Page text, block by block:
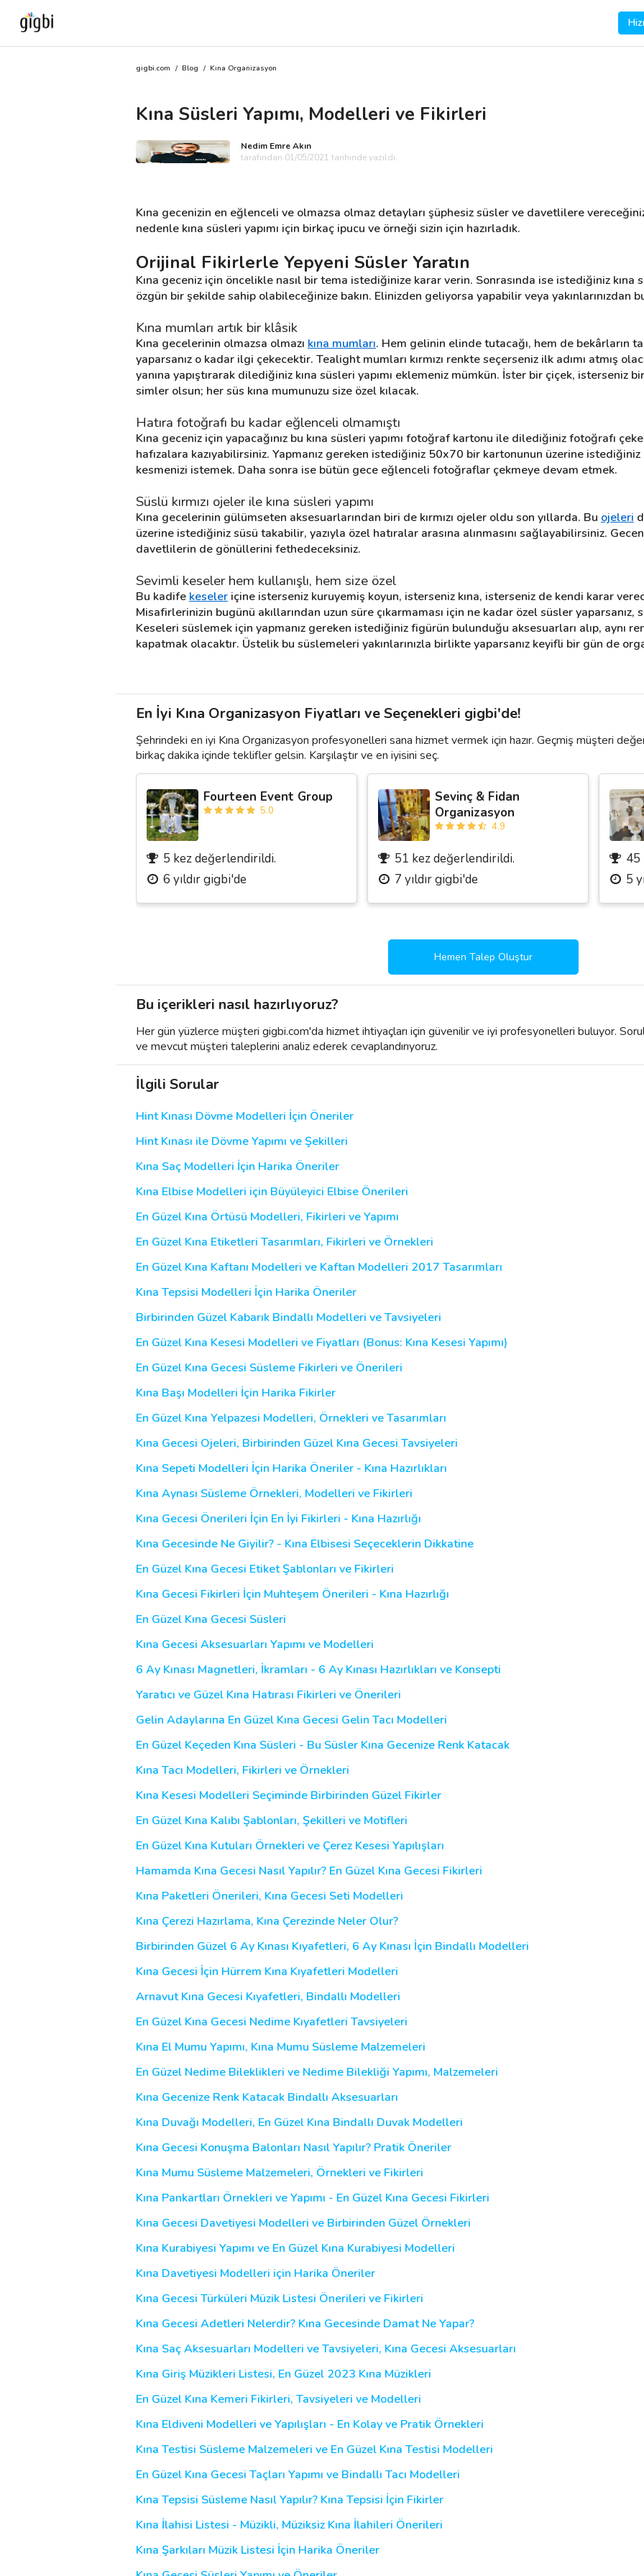
gigbi.com / Blog / Kına Organizasyon
Kına Süsleri Yapımı, Modelleri ve Fikirleri
Nedim Emre Akın
tarafından 01/05/2021 tarihinde yazıldı.
Kına gecenizin en eğlenceli ve olmazsa olmaz detayları şüphesiz süsler ve davetlilere
nedenle kına süsleri yapımı için birkaç ipucu ve örneği sizin için hazırladık.
Orijinal Fikirlerle Yepyeni Süsler Yaratın
Kına geceniz için öncelikle nasıl bir tema istediğinize karar verin. Sonrasında ise istediğiniz kına
özgün bir şekilde sahip olabileceğinize bakın. Elinizden geliyorsa yapabilir veya yakınlarınızdan
Kına mumları artık bir klâsik
Kına gecelerinin olmazsa olmazı kına mumları. Hem gelinin elinde tutacağı, hem de bekârların
yaparsanız o kadar ilgi çekecektir. Tealight mumları kırmızı renkte seçerseniz ilk adımı atmış
yanına yapıştırarak dilediğiniz kına süsleri yapımı eklemeniz mümkün. İster bir çiçek, isterseniz
simler olsun; her süs kına mumunuzu size özel kılacak.
Hatıra fotoğrafı bu kadar eğlenceli olmamıştı
Kına geceniz için yapacağınız bu kına süsleri yapımı fotoğraf kartonu ile dilediğiniz fotoğrafı
hafızalara kazıyabilirsiniz. Yapmanız gereken istediğiniz 50x70 bir kartonunun üzerine
kesmenizi istemek. Daha sonra ise bütün gece eğlenceli fotoğraflar çekmeye devam etmek.
Süslü kırmızı ojeler ile kına süsleri yapımı
Kına gecelerinin gülümseten aksesuarlarından biri de kırmızı ojeler oldu son yıllarda. Bu ojeleri
üzerine istediğiniz süsü takabilir, yazıyla özel hatıralar arasına alınmasını sağlayabilirsiniz.
davetlilerin de gönüllerini fethedeceksiniz.
Sevimli keseler hem kullanışlı, hem size özel
Bu kadife keseler içine isterseniz kuruyemiş koyun, isterseniz kına, isterseniz de kendi karar
Misafirlerinizin bugünü akıllarından uzun süre çıkarmaması için ne kadar özel süsler
Keseleri süslemek için yapmanız gereken istediğiniz figürün bulunduğu aksesuarları alıp, aynı
kapatmak olacaktır. Üstelik bu süslemeleri yakınlarınızla birlikte yaparsanız keyifli bir gün de
En İyi Kına Organizasyon Fiyatları ve Seçenekleri gigbi'de!
Şehrindeki en iyi Kına Organizasyon profesyonelleri sana hizmet vermek için hazır. Geçmiş müşteri
birkaç dakika içinde teklifler gelsin. Karşılaştır ve en iyisini seç.
Fourteen Event Group
5.0
5 kez değerlendirildi.
6 yıldır gigbi'de
Sevinç & Fidan
Organizasyon
4.9
51 kez değerlendirildi.
7 yıldır gigbi'de
45
5
Hemen Talep Oluştur
Bu içerikleri nasıl hazırlıyoruz?
Her gün yüzlerce müşteri gigbi.com'da hizmet ihtiyaçları için güvenilir ve iyi profesyonelleri buluyor.
ve mevcut müşteri taleplerini analiz ederek cevaplandırıyoruz.
İlgili Sorular
Hint Kınası Dövme Modelleri İçin Öneriler
Hint Kınası ile Dövme Yapımı ve Şekilleri
Kına Saç Modelleri İçin Harika Öneriler
Kına Elbise Modelleri için Büyüleyici Elbise Önerileri
En Güzel Kına Örtüsü Modelleri, Fikirleri ve Yapımı
En Güzel Kına Etiketleri Tasarımları, Fikirleri ve Örnekleri
En Güzel Kına Kaftanı Modelleri ve Kaftan Modelleri 2017 Tasarımları
Kına Tepsisi Modelleri İçin Harika Öneriler
Birbirinden Güzel Kabarık Bindallı Modelleri ve Tavsiyeleri
En Güzel Kına Kesesi Modelleri ve Fiyatları (Bonus: Kına Kesesi Yapımı)
En Güzel Kına Gecesi Süsleme Fikirleri ve Önerileri
Kına Başı Modelleri İçin Harika Fikirler
En Güzel Kına Yelpazesi Modelleri, Örnekleri ve Tasarımları
Kına Gecesi Ojeleri, Birbirinden Güzel Kına Gecesi Tavsiyeleri
Kına Sepeti Modelleri İçin Harika Öneriler - Kına Hazırlıkları
Kına Aynası Süsleme Örnekleri, Modelleri ve Fikirleri
Kına Gecesi Önerileri İçin En İyi Fikirleri - Kına Hazırlığı
Kına Gecesinde Ne Giyilir? - Kına Elbisesi Seçeceklerin Dikkatine
En Güzel Kına Gecesi Etiket Şablonları ve Fikirleri
Kına Gecesi Fikirleri İçin Muhteşem Önerileri - Kına Hazırlığı
En Güzel Kına Gecesi Süsleri
Kına Gecesi Aksesuarları Yapımı ve Modelleri
6 Ay Kınası Magnetleri, İkramları - 6 Ay Kınası Hazırlıkları ve Konsepti
Yaratıcı ve Güzel Kına Hatırası Fikirleri ve Önerileri
Gelin Adaylarına En Güzel Kına Gecesi Gelin Tacı Modelleri
En Güzel Keçeden Kına Süsleri - Bu Süsler Kına Gecenize Renk Katacak
Kına Tacı Modelleri, Fikirleri ve Örnekleri
Kına Kesesi Modelleri Seçiminde Birbirinden Güzel Fikirler
En Güzel Kına Kalıbı Şablonları, Şekilleri ve Motifleri
En Güzel Kına Kutuları Örnekleri ve Çerez Kesesi Yapılışları
Hamamda Kına Gecesi Nasıl Yapılır? En Güzel Kına Gecesi Fikirleri
Kına Paketleri Önerileri, Kına Gecesi Seti Modelleri
Kına Çerezi Hazırlama, Kına Çerezinde Neler Olur?
Birbirinden Güzel 6 Ay Kınası Kıyafetleri, 6 Ay Kınası İçin Bindallı Modelleri
Kına Gecesi İçin Hürrem Kına Kıyafetleri Modelleri
Arnavut Kına Gecesi Kıyafetleri, Bindallı Modelleri
En Güzel Kına Gecesi Nedime Kıyafetleri Tavsiyeleri
Kına El Mumu Yapımı, Kına Mumu Süsleme Malzemeleri
En Güzel Nedime Bileklikleri ve Nedime Bilekliği Yapımı, Malzemeleri
Kına Gecenize Renk Katacak Bindallı Aksesuarları
Kına Duvağı Modelleri, En Güzel Kına Bindallı Duvak Modelleri
Kına Gecesi Konuşma Balonları Nasıl Yapılır? Pratik Öneriler
Kına Mumu Süsleme Malzemeleri, Örnekleri ve Fikirleri
Kına Pankartları Örnekleri ve Yapımı - En Güzel Kına Gecesi Fikirleri
Kına Gecesi Davetiyesi Modelleri ve Birbirinden Güzel Örnekleri
Kına Kurabiyesi Yapımı ve En Güzel Kına Kurabiyesi Modelleri
Kına Davetiyesi Modelleri için Harika Öneriler
Kına Gecesi Türküleri Müzik Listesi Önerileri ve Fikirleri
Kına Gecesi Adetleri Nelerdir? Kına Gecesinde Damat Ne Yapar?
Kına Saç Aksesuarları Modelleri ve Tavsiyeleri, Kına Gecesi Aksesuarları
Kına Giriş Müzikleri Listesi, En Güzel 2023 Kına Müzikleri
En Güzel Kına Kemeri Fikirleri, Tavsiyeleri ve Modelleri
Kına Eldiveni Modelleri ve Yapılışları - En Kolay ve Pratik Örnekleri
Kına Testisi Süsleme Malzemeleri ve En Güzel Kına Testisi Modelleri
En Güzel Kına Gecesi Taçları Yapımı ve Bindallı Tacı Modelleri
Kına Tepsisi Süsleme Nasıl Yapılır? Kına Tepsisi İçin Fikirler
Kına İlahisi Listesi - Müzikli, Müziksiz Kına İlahileri Önerileri
Kına Şarkıları Müzik Listesi İçin Harika Öneriler